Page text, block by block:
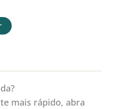
mais rápido, abra